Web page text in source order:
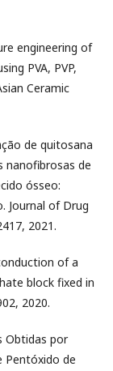
engineering of
PVA, PVP,
Ceramic
de quitosana
nanofibrosas de
ósseo:
Journal of Drug
2021.
of a
block fixed in
2020.
Obtidas por
Pentóxido de